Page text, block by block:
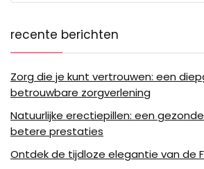
recente berichten
Zorg die je kunt vertrouwen: een
betrouwbare zorgverlening
Natuurlijke erectiepillen: een
betere prestaties
Ontdek de tijdloze elegantie van de